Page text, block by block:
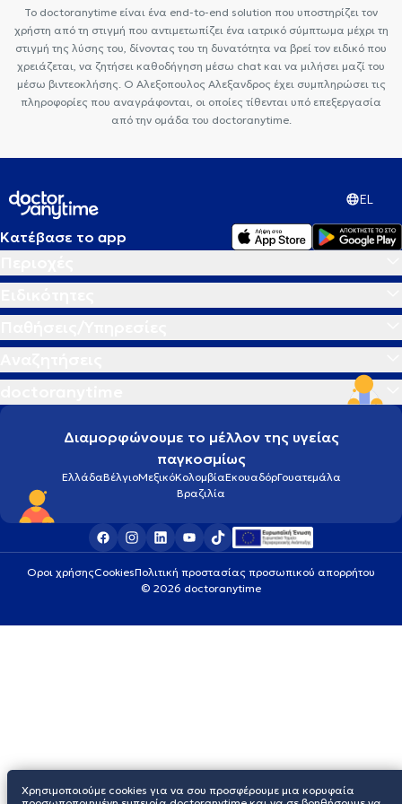
Το doctoranytime είναι ένα end-to-end solution που υποστηρίζει τον
χρήστη από τη στιγμή που αντιμετωπίζει ένα ιατρικό σύμπτωμα μέχρι τη
στιγμή της λύσης του, δίνοντας του τη δυνατότητα να βρεί τον ειδικό που
χρειάζεται, να ζητήσει καθοδήγηση μέσω chat και να μιλήσει μαζί του
μέσω βιντεοκλήσης. Ο Αλεξοπουλος Αλεξανδρος έχει συμπληρώσει τις
πληροφορίες που αναγράφονται, οι οποίες τίθενται υπό επεξεργασία
από την ομάδα του doctoranytime.
EL
Κατέβασε το app
Διαμορφώνουμε το μέλλον της υγείας
παγκοσμίως
ΕλλάδαΒέλγιοΜεξικόΚολομβίαΕκουαδόρΓουατεμάλα
Βραζιλία
Οροι χρήσηςCookiesΠολιτική προστασίας προσωπικού απορρήτου
© 2026 doctoranytime
Χρησιμοποιούμε cookies για να σου προσφέρουμε μια κορυφαία